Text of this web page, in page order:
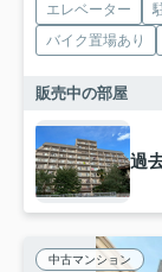
エレベーター
バイク置場あり
販売中の部屋
過
中古マンション